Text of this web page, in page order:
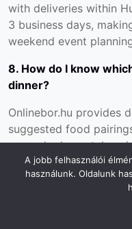
with deliveries within
3 business days,
weekend event
8. How do I know
dinner?
Onlinebor.hu provides
suggested food
general rule: match
with heavy wine) and
flavor rather than just
A jobb felhasználói
használunk. Oldalunk